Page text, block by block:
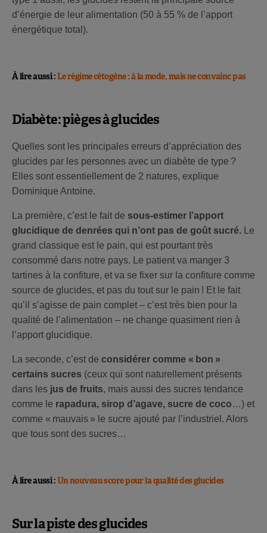
d’énergie de leur alimentation (50 à 55 % de l’apport
énergétique total).
À lire aussi :Le régime cétogène : à la mode, mais ne convainc pas
Diabète : pièges à glucides
Quelles sont les principales erreurs d’appréciation des
glucides par les personnes avec un diabète de type ?
Elles sont essentiellement de 2 natures, explique
Dominique Antoine.
La première, c’est le fait de sous-estimer l’apport
glucidique de denrées qui n’ont pas de goût sucré. Le
grand classique est le pain, qui est pourtant très
consommé dans notre pays. Le patient va manger 3
tartines à la confiture, et va se fixer sur la confiture comme
source de glucides, et pas du tout sur le pain ! Et le fait
qu’il s’agisse de pain complet – c’est très bien pour la
qualité de l’alimentation – ne change quasiment rien à
l’apport glucidique.
La seconde, c’est de considérer comme « bon »
certains sucres (ceux qui sont naturellement présents
dans les jus de fruits, mais aussi des sucres tendance
comme le rapadura, sirop d’agave, sucre de coco…) et
comme « mauvais » le sucre ajouté par l’industriel. Alors
que tous sont des sucres…
À lire aussi :Un nouveau score pour la qualité des glucides
Sur la piste des glucides